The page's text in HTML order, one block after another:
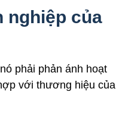
nghiệp của
phải phản ánh hoạt
với thương hiệu của